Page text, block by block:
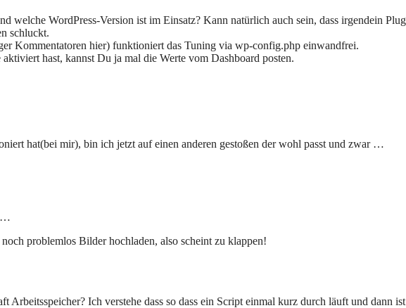
welche WordPress-Version ist im Einsatz? Kann natürlich auch sein, dass irgendein
schluckt.
Kommentatoren hier) funktioniert das Tuning via wp-config.php einwandfrei.
hast, kannst Du ja mal die Werte vom Dashboard posten.
hat(bei mir), bin ich jetzt auf einen anderen gestoßen der wohl passt und zwar …
…
problemlos Bilder hochladen, also scheint zu klappen!
Arbeitsspeicher? Ich verstehe dass so dass ein Script einmal kurz durch läuft und dann